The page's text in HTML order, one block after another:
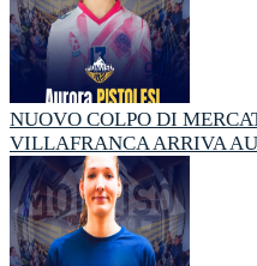
NUOVO COLPO DI
VILLAFRANCA ARRIVA